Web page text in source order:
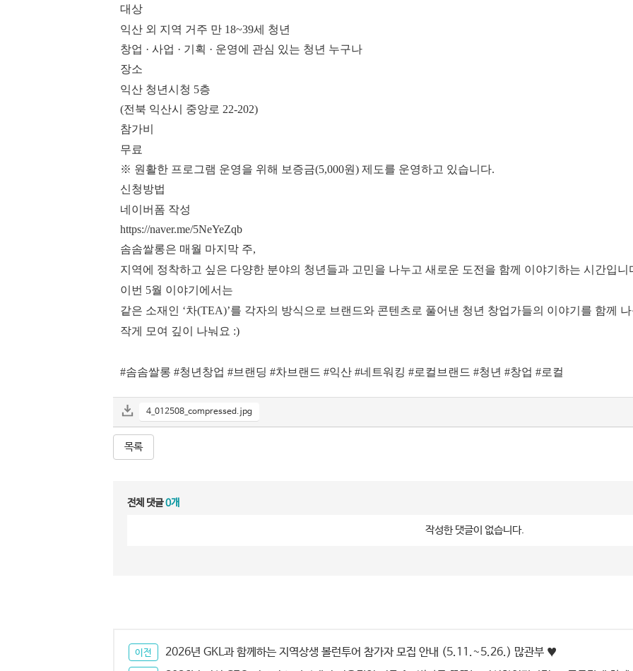
대상
익산 외 지역 거주 만 18~39세 청년
창업 · 사업 · 기획 · 운영에 관심 있는 청년 누구나
장소
익산 청년시청 5층
(전북 익산시 중앙로 22-202)
참가비
무료
※ 원활한 프로그램 운영을 위해 보증금(5,000원) 제도를 운영하고 있습니다.
신청방법
네이버폼 작성
https://naver.me/5NeYeZqb
솜솜쌀롱은 매월 마지막 주,
지역에 정착하고 싶은 다양한 분야의 청년들과 고민을 나누고 새로운 도전을 함께 이야기하는 시간입니
이번 5월 이야기에서는
같은 소재인 ‘차(TEA)’를 각자의 방식으로 브랜드와 콘텐츠로 풀어낸 청년 창업가들의 이야기를 함께
작게 모여 깊이 나눠요 :)
#솜솜쌀롱 #청년창업 #브랜딩 #차브랜드 #익산 #네트워킹 #로컬브랜드 #청년 #창업 #로컬
4_012508_compressed.jpg
목록
전체 댓글0개
작성한 댓글이 없습니다.
이전
2026년 GKL과 함께하는 지역상생 볼런투어 참가자 모집 안내 (5.11.~5.26.) 많관부 ♥️